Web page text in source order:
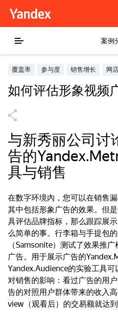
案例
覆盖率 参与度 销售增长 网
如何评估形象视频
与新秀丽公司讨
告的
具与销售
在数字环境內，您可以在销售
其中包括形象广告的效果。但
具评估品牌指标，那么跟踪展
么简单的事。行李箱与手提包
（Samsonite）测试了效果推
广告。用于展示广告的
Yandex.Audience的实验工具
对销售的影响：看过广告的用
告的对照用户群体带来的收入
view（观看后）的交易额就达到